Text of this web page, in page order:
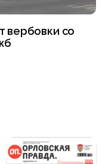
вербовки со